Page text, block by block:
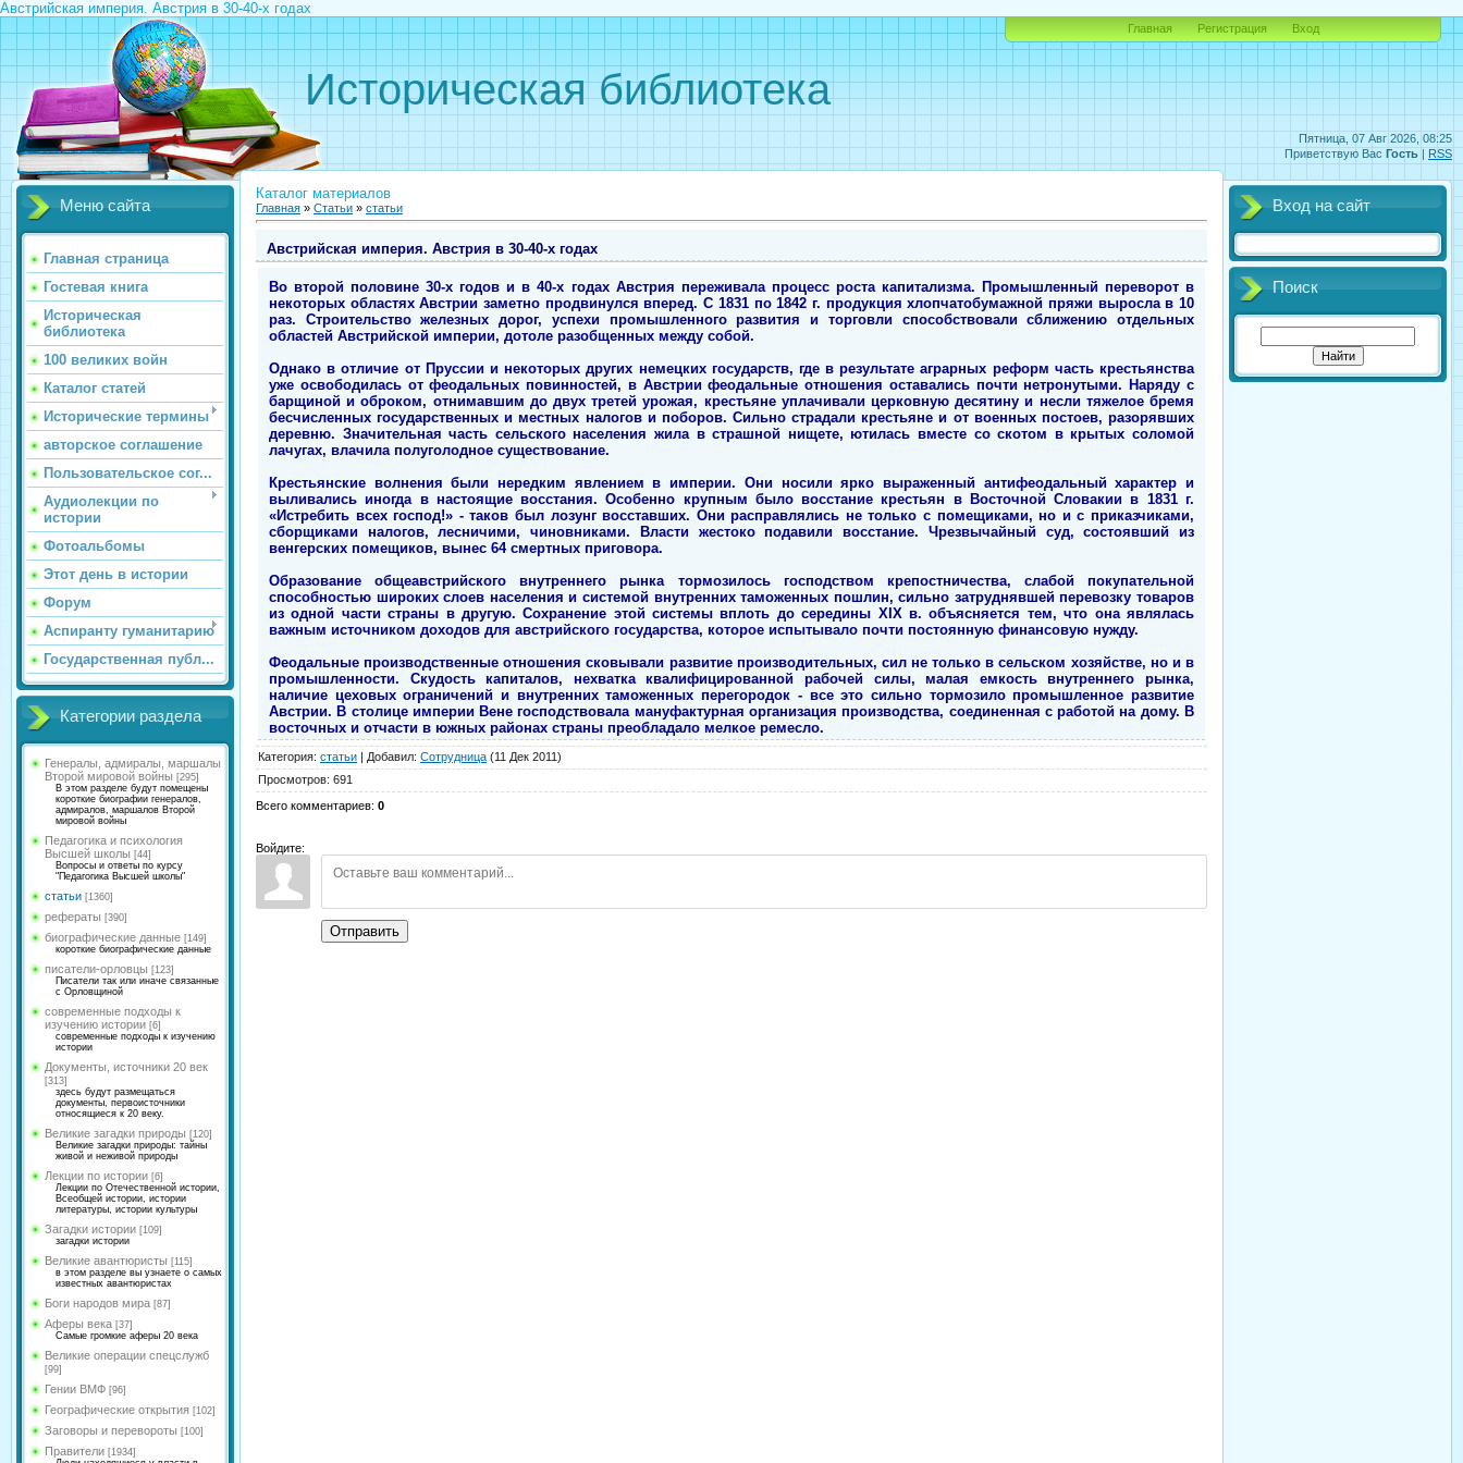
Австрийская империя. Австрия в 30-40-х годах
Пятница, 07 Авг 2026, 08:25
Приветствую Вас Гость | RSS
Историческая библиотека
Главная Регистрация Вход
Меню сайта
Главная страница
Гостевая книга
Историческая
библиотека
100 великих войн
Каталог статей
Исторические термины
авторское соглашение
Пользовательское сог...
Аудиолекции по
истории
Фотоальбомы
Этот день в истории
Форум
Аспиранту гуманитарию
Государственная публ...
Категории раздела
Генералы, адмиралы, маршалы
Второй мировой войны [295]
В этом разделе будут помещены
короткие биографии генералов,
адмиралов, маршалов Второй
мировой войны
Педагогика и психология
Высшей школы [44]
Вопросы и ответы по курсу
"Педагогика Высшей школы"
статьи [1360]
рефераты [390]
биографические данные [149]
короткие биографические данные
писатели-орловцы [123]
Писатели так или иначе связанные
с Орловщиной
современные подходы к
изучению истории [6]
современные подходы к изучению
истории
Документы, источники 20 век
[313]
здесь будут размещаться
документы, первоисточники
относящиеся к 20 веку.
Великие загадки природы [120]
Великие загадки природы: тайны
живой и неживой природы
Лекции по истории [6]
Лекции по Отечественной истории,
Всеобщей истории, истории
литературы, истории культуры
Загадки истории [109]
загадки истории
Великие авантюристы [115]
в этом разделе вы узнаете о самых
известных авантюристах
Боги народов мира [87]
Аферы века [37]
Самые громкие аферы 20 века
Великие операции спецслужб
[99]
Гении ВМФ [96]
Географические открытия [102]
Заговоры и перевороты [100]
Правители [1934]
Каталог материалов
Главная » Статьи » статьи
Австрийская империя. Австрия в 30-40-х годах
Во второй половине 30-х годов и в 40-х годах Австрия переживала процесс роста капитализма. Промышленный переворот в
некоторых областях Австрии заметно продвинулся вперед. С 1831 по 1842 г. продукция хлопчатобумажной пряжи выросла в 10
раз. Строительство железных дорог, успехи промышленного развития и торговли способствовали сближению отдельных
областей Австрийской империи, дотоле разобщенных между собой.
Однако в отличие от Пруссии и некоторых других немецких государств, где в результате аграрных реформ часть крестьянства
уже освободилась от феодальных повинностей, в Австрии феодальные отношения оставались почти нетронутыми. Наряду с
барщиной и оброком, отнимавшим до двух третей урожая, крестьяне уплачивали церковную десятину и несли тяжелое бремя
бесчисленных государственных и местных налогов и поборов. Сильно страдали крестьяне и от военных постоев, разорявших
деревню. Значительная часть сельского населения жила в страшной нищете, ютилась вместе со скотом в крытых соломой
лачугах, влачила полуголодное существование.
Крестьянские волнения были нередким явлением в империи. Они носили ярко выраженный антифеодальный характер и
выливались иногда в настоящие восстания. Особенно крупным было восстание крестьян в Восточной Словакии в 1831 г.
«Истребить всех господ!» - таков был лозунг восставших. Они расправлялись не только с помещиками, но и с приказчиками,
сборщиками налогов, лесничими, чиновниками. Власти жестоко подавили восстание. Чрезвычайный суд, состоявший из
венгерских помещиков, вынес 64 смертных приговора.
Образование общеавстрийского внутреннего рынка тормозилось господством крепостничества, слабой покупательной
способностью широких слоев населения и системой внутренних таможенных пошлин, сильно затруднявшей перевозку товаров
из одной части страны в другую. Сохранение этой системы вплоть до середины XIX в. объясняется тем, что она являлась
важным источником доходов для австрийского государства, которое испытывало почти постоянную финансовую нужду.
Феодальные производственные отношения сковывали развитие производительных, сил не только в сельском хозяйстве, но и в
промышленности. Скудость капиталов, нехватка квалифицированной рабочей силы, малая емкость внутреннего рынка,
наличие цеховых ограничений и внутренних таможенных перегородок - все это сильно тормозило промышленное развитие
Австрии. В столице империи Вене господствовала мануфактурная организация производства, соединенная с работой на дому. В
восточных и отчасти в южных районах страны преобладало мелкое ремесло.
Категория: статьи | Добавил: Сотрудница (11 Дек 2011)
Просмотров: 691
Всего комментариев: 0
Войдите:
Отправить
Вход на сайт
Поиск